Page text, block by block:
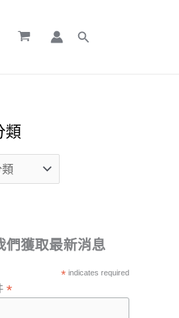
搜
類
們獲取最新消息
*indicates required
*